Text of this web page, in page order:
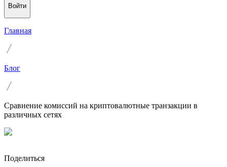
Войти
Главная
Блог
Сравнение комиссий на криптовалютные транзакции в
различных сетях
Поделиться